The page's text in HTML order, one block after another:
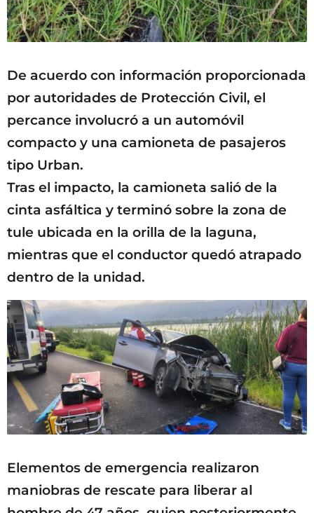
De acuerdo con información proporcionada
por autoridades de Protección Civil, el
percance involucró a un automóvil
compacto y una camioneta de pasajeros
tipo Urban.
Tras el impacto, la camioneta salió de la
cinta asfáltica y terminó sobre la zona de
tule ubicada en la orilla de la laguna,
mientras que el conductor quedó atrapado
dentro de la unidad.
Elementos de emergencia realizaron
maniobras de rescate para liberar al